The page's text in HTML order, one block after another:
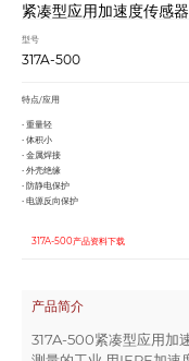
紧凑型应用加速度传感器
型号
317A-500
特点/应用
• 重量轻
• 体积小
• 金属焊接
• 外壳绝缘
• 防静电保护
• 电源反向保护
317A-500产品资料下载
产品简介
317A-500紧凑型应用加